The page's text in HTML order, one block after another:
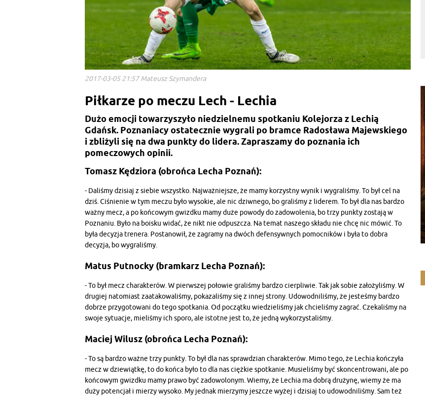
2017-03-05 21:57 Mateusz Szymandera
Piłkarze po meczu Lech - Lechia
Dużo emocji towarzyszyło niedzielnemu spotkaniu Kolejorza z Lechią
Gdańsk. Poznaniacy ostatecznie wygrali po bramce Radosława Majewskiego
i zbliżyli się na dwa punkty do lidera. Zapraszamy do poznania ich
pomeczowych opinii.
Tomasz Kędziora (obrońca Lecha Poznań):
- Daliśmy dzisiaj z siebie wszystko. Najważniejsze, że mamy korzystny wynik i wygraliśmy. To był cel na
dziś. Ciśnienie w tym meczu było wysokie, ale nic dziwnego, bo graliśmy z liderem. To był dla nas bardzo
ważny mecz, a po końcowym gwizdku mamy duże powody do zadowolenia, bo trzy punkty zostają w
Poznaniu. Było na boisku widać, że nikt nie odpuszcza. Na temat naszego składu nie chcę nic mówić. To
była decyzja trenera. Postanowił, że zagramy na dwóch defensywnych pomocników i była to dobra
decyzja, bo wygraliśmy.
Matus Putnocky (bramkarz Lecha Poznań):
- To był mecz charakterów. W pierwszej połowie graliśmy bardzo cierpliwie. Tak jak sobie założyliśmy. W
drugiej natomiast zaatakowaliśmy, pokazaliśmy się z innej strony. Udowodniliśmy, że jesteśmy bardzo
dobrze przygotowani do tego spotkania. Od początku wiedzieliśmy jak chcieliśmy zagrać. Czekaliśmy na
swoje sytuacje, mieliśmy ich sporo, ale istotne jest to, że jedną wykorzystaliśmy.
Maciej Wilusz (obrońca Lecha Poznań):
- To są bardzo ważne trzy punkty. To był dla nas sprawdzian charakterów. Mimo tego, że Lechia kończyła
mecz w dziewiątkę, to do końca było to dla nas ciężkie spotkanie. Musieliśmy być skoncentrowani, ale po
końcowym gwizdku mamy prawo być zadowolonym. Wiemy, że Lechia ma dobrą drużynę, wiemy że ma
duży potencjał i mierzy wysoko. My jednak mierzymy jeszcze wyżej i dzisiaj to udowodniliśmy. Sam też